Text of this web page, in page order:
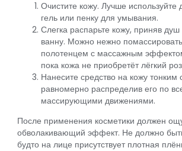
Очистите кожу. Лучше используйте
гель или пенку для умывания.
Слегка распарьте кожу, приняв
ванну. Можно нежно
полотенцем с массажным
пока кожа не приобретёт лёгкий
Нанесите средство на кожу тонким
равномерно распределив его по
массирующими движениями.
После применения косметики должен
обволакивающий эффект. Не должно быть
будто на лице присутствует плотная